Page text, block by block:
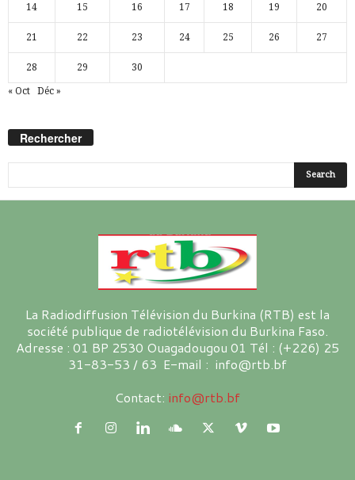
14 15 16 17 18 19 20
21 22 23 24 25 26 27
28 29 30
« Oct Déc »
Rechercher
La Radiodiffusion Télévision du Burkina (RTB) est la
société publique de radiotélévision du Burkina Faso.
Adresse : 01 BP 2530 Ouagadougou 01 Tél : (+226) 25
31-83-53 / 63 E-mail : info@rtb.bf
Contact: info@rtb.bf